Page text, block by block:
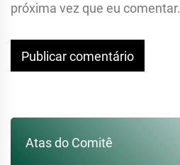
próxima vez que eu comentar.
Atas do Comitê